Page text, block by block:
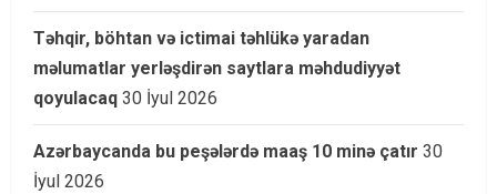
Təhqir, böhtan və ictimai təhlükə yaradan
məlumatlar yerləşdirən saytlara məhdudiyyət
qoyulacaq 30 İyul 2026
Azərbaycanda bu peşələrdə maaş 10 minə çatır 30
İyul 2026